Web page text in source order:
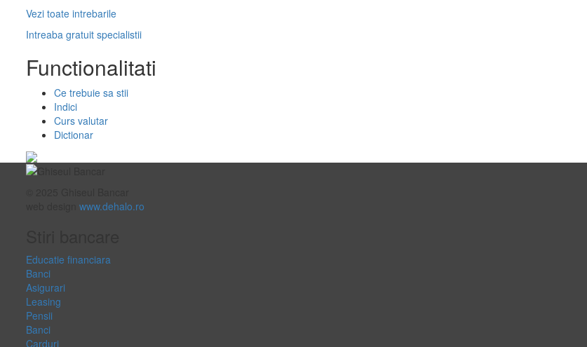
Vezi toate intrebarile
Intreaba gratuit specialistii
Functionalitati
Ce trebuie sa stii
Indici
Curs valutar
Dictionar
www.dehalo.ro
Educatie financiara
Banci
Asigurari
Leasing
Pensii
Banci
Carduri